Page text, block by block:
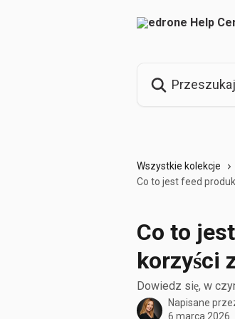
Wszystkie kolekcje
Co to jest feed
Co to
korzyści
Dowiedz się, w
Napisane
6 marca 2026